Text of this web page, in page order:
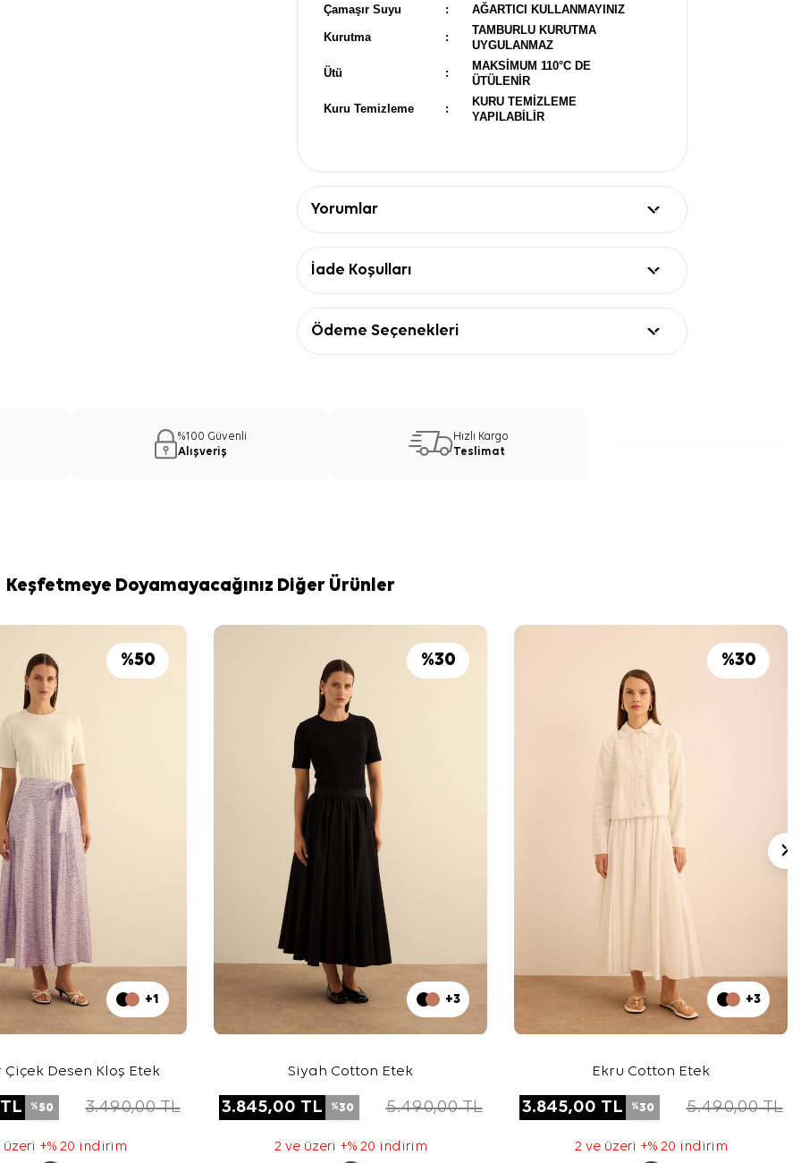
Çamaşır Suyu
: AĞARTICI KULLANMAYINIZ
Kurutma :
TAMBURLU KURUTMA
UYGULANMAZ
Ütü :
MAKSİMUM 110°C DE
ÜTÜLENİR
Kuru Temizleme :
KURU TEMİZLEME
YAPILABİLİR
Yorumlar
İade Koşulları
Ödeme Seçenekleri
%100 Güvenli
Alışveriş
Hızlı Kargo
Teslimat
Keşfetmeye Doyamayacağınız Diğer Ürünler
%50
+1
Çiçek Desen Kloş Etek
%50 3.490,00TL
üzeri +% 20 indirim
%30
+3
Siyah Cotton Etek
3.845,00 TL %30 5.490,00TL
2 ve üzeri +% 20 indirim
%30
+3
Ekru Cotton Etek
3.845,00 TL %30 5.490,00TL
2 ve üzeri +% 20 indirim